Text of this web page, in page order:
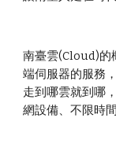
南臺雲(Cloud)的
端伺服器的服務
走到哪雲就到哪
網設備、不限時